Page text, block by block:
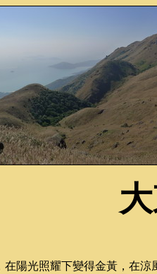
陽光照耀下變得金黃，在